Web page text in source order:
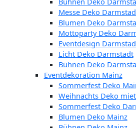
Messe Deko
Blumen Deko
Mottoparty Deko
Eventdesign
Licht Deko Darmstadt
Bühnen Deko
Eventdekoration Mainz
Sommerfest Deko
Weihnachts Deko
Sommerfest Deko
Blumen Deko Mainz